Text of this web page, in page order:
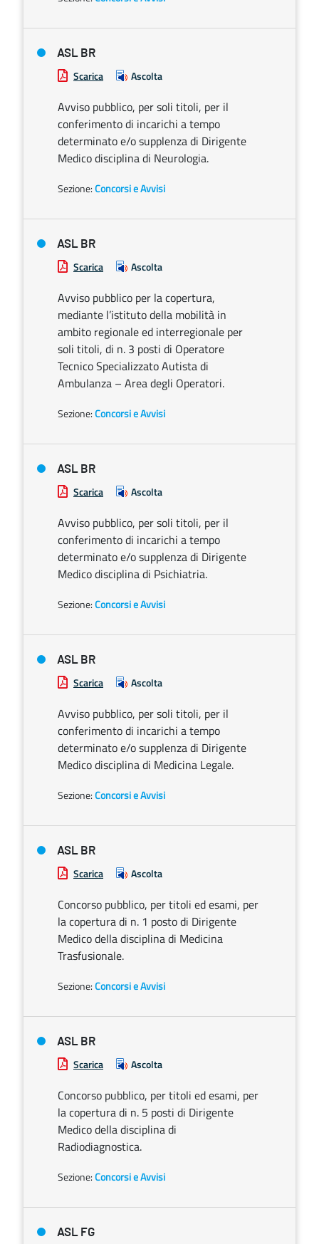
ASL BR
Scarica Ascolta
Avviso pubblico, per soli titoli, per il
conferimento di incarichi a tempo
determinato e/o supplenza di Dirigente
Medico disciplina di Neurologia.
Sezione:Concorsi e Avvisi
ASL BR
Scarica Ascolta
Avviso pubblico per la copertura,
mediante l’istituto della mobilità in
ambito regionale ed interregionale per
soli titoli, di n. 3 posti di Operatore
Tecnico Specializzato Autista di
Ambulanza – Area degli Operatori.
Sezione:Concorsi e Avvisi
ASL BR
Scarica Ascolta
Avviso pubblico, per soli titoli, per il
conferimento di incarichi a tempo
determinato e/o supplenza di Dirigente
Medico disciplina di Psichiatria.
Sezione:Concorsi e Avvisi
ASL BR
Scarica Ascolta
Avviso pubblico, per soli titoli, per il
conferimento di incarichi a tempo
determinato e/o supplenza di Dirigente
Medico disciplina di Medicina Legale.
Sezione:Concorsi e Avvisi
ASL BR
Scarica Ascolta
Concorso pubblico, per titoli ed esami, per
la copertura di n. 1 posto di Dirigente
Medico della disciplina di Medicina
Trasfusionale.
Sezione:Concorsi e Avvisi
ASL BR
Scarica Ascolta
Concorso pubblico, per titoli ed esami, per
la copertura di n. 5 posti di Dirigente
Medico della disciplina di
Radiodiagnostica.
Sezione:Concorsi e Avvisi
ASL FG